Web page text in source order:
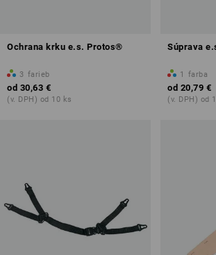
Ochrana krku e.s. Protos®
3 farieb
od 30,63 €
(v. DPH) od 10 ks
Súprava
1 farba
od 20,79 €
(v. DPH) od